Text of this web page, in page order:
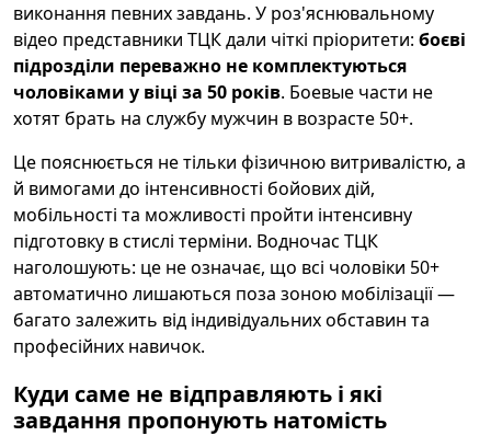
виконання певних завдань. У роз'яснювальному
відео представники ТЦК дали чіткі пріоритети: боєві
підрозділи переважно не комплектуються
чоловіками у віці за 50 років. Боевые части не
хотят брать на службу мужчин в возрасте 50+.
Це пояснюється не тільки фізичною витривалістю, а
й вимогами до інтенсивності бойових дій,
мобільності та можливості пройти інтенсивну
підготовку в стислі терміни. Водночас ТЦК
наголошують: це не означає, що всі чоловіки 50+
автоматично лишаються поза зоною мобілізації —
багато залежить від індивідуальних обставин та
професійних навичок.
Куди саме не відправляють і які
завдання пропонують натомість